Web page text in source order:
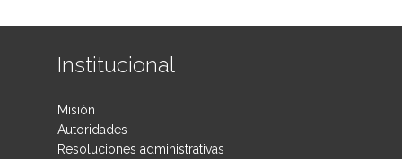
Institucional
Misión
Autoridades
Resoluciones administrativas